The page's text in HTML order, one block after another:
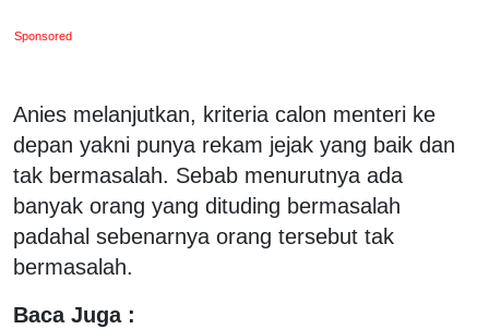
Sponsored
Anies melanjutkan, kriteria calon menteri ke
depan yakni punya rekam jejak yang baik dan
tak bermasalah. Sebab menurutnya ada
banyak orang yang dituding bermasalah
padahal sebenarnya orang tersebut tak
bermasalah.
Baca Juga :